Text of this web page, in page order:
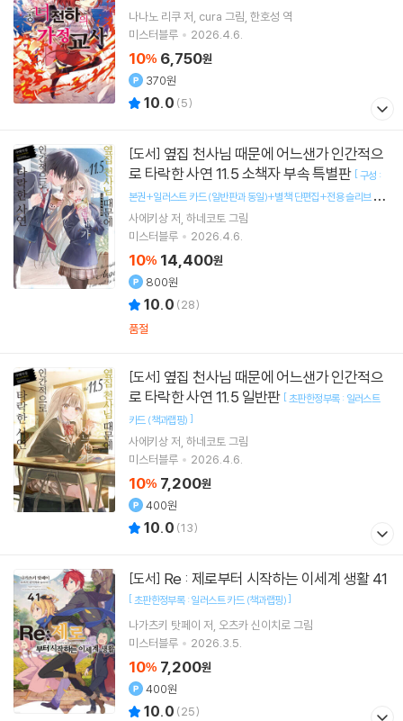
나나노 리쿠저 cura 그림 한호성 역
미스터블루
2026.4.6.
10% 6,750원
370원
10.0 (5)
[도서]
로 타락한 사연 11.5 소책자 부속 특별판 [구성 :
본권+일러스트 카드 (일반판과 동일)+별책 단편집+전용 슬리브 타
입 케이스]
사에키상저 하네코토 그림
미스터블루
2026.4.6.
10% 14,400원
800원
10.0 (28)
품절
[도서]
로 타락한 사연 11.5 일반판 [초판한정부록 : 일러스트
카드 (책과랩핑) ]
사에키상저 하네코토 그림
미스터블루
2026.4.6.
10% 7,200원
400원
10.0 (13)
[도서] Re : 제로부터 시작하는 이세계 생활 41
[초판한정부록 : 일러스트 카드 (책과랩핑)]
나가츠키 탓페이 저 오츠카 신이치로 그림
미스터블루
2026.3.5.
10% 7,200원
400원
10.0 (25)